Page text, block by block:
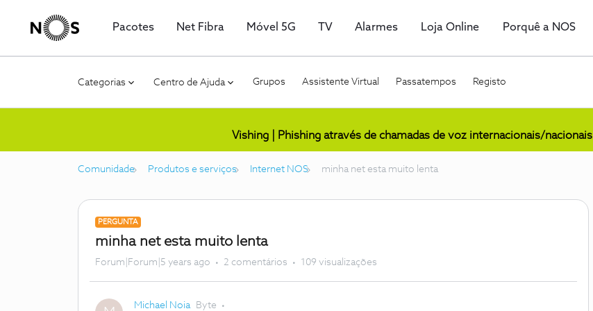
Pacotes Net Fibra Móvel 5G TV Alarmes Loja Online Porquê a NOS
Categorias Centro de Ajuda Grupos Assistente Virtual Passatempos Registo
Vishing | Phishing através de chamadas de voz internacionais/nacionais
Comunidade Produtos e serviços Internet NOS minha net esta muito lenta
PERGUNTA
minha net esta muito lenta
Forum|Forum|5 years ago 2 comentários 109 visualizações
Michael Noia Byte